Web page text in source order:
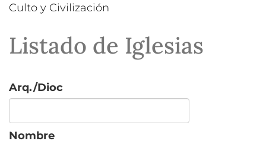
Culto y Civilización
Listado de Iglesias
Arq./Dioc
Nombre